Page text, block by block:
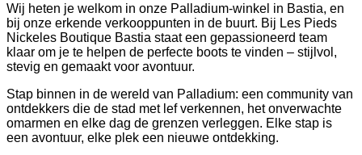
Wij heten je welkom in onze Palladium-winkel in Bastia, en
bij onze erkende verkooppunten in de buurt. Bij Les Pieds
Nickeles Boutique Bastia staat een gepassioneerd team
klaar om je te helpen de perfecte boots te vinden – stijlvol,
stevig en gemaakt voor avontuur.
Stap binnen in de wereld van Palladium: een community van
ontdekkers die de stad met lef verkennen, het onverwachte
omarmen en elke dag de grenzen verleggen. Elke stap is
een avontuur, elke plek een nieuwe ontdekking.